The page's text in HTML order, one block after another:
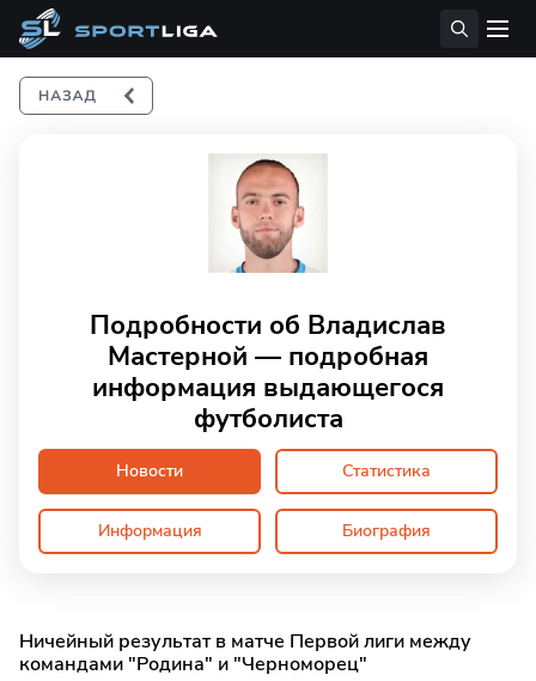
Подробности об Владислав
Мастерной — подробная
информация выдающегося
футболиста
Новости Статистика
Информация Биография
Ничейный результат в матче Первой лиги между
командами "Родина" и "Черноморец"